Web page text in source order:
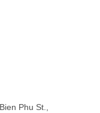
Phu St.,